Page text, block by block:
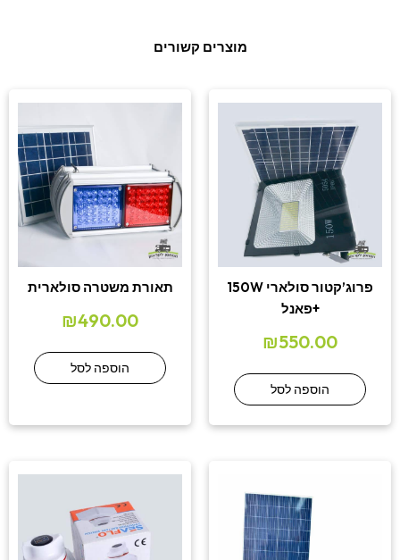
מוצרים קשורים
פרוג’קטור סולארי 150W
+פאנל
₪550.00
הוספה לסל
תאורת משטרה סולארית
₪490.00
הוספה לסל